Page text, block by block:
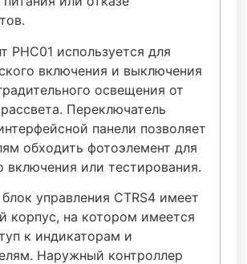
PHC01 используется для
включения и выключения
освещения от
Переключатель
панели позволяет
обходить фотоэлемент для
включения или тестирования.
управления CTRS4 имеет
корпус, на котором имеется
к индикаторам и
Наружный контроллер